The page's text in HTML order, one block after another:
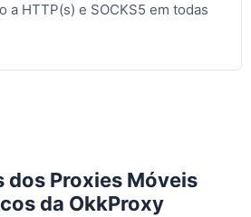
a HTTP(s) e SOCKS5 em todas
dos Proxies Móveis
da OkkProxy